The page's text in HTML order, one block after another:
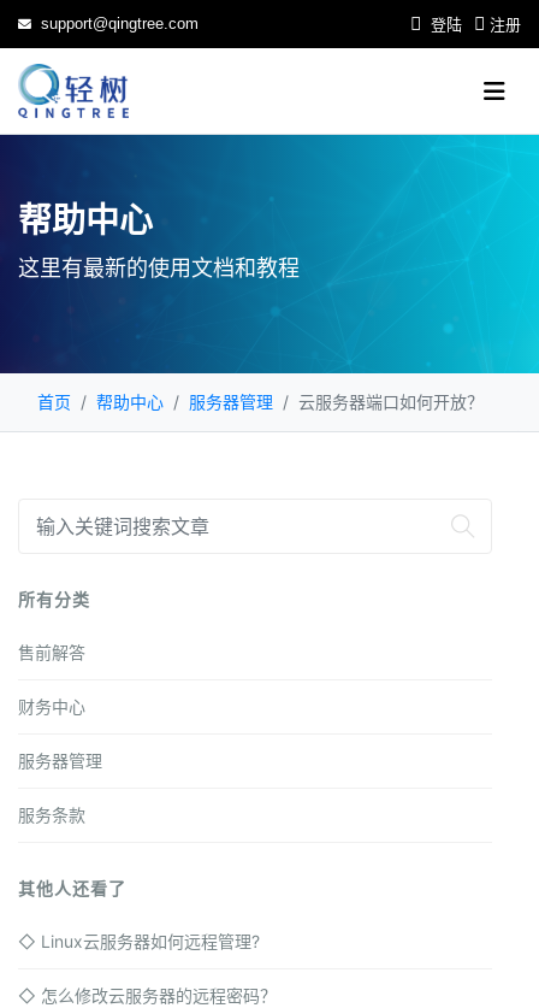
support@qingtree.com 登陆 注册
帮助中心
这里有最新的使用文档和教程
首页 帮助中心 服务器管理 云服务器端口如何开放？
所有分类
售前解答
财务中心
服务器管理
服务条款
其他人还看了
◇ Linux云服务器如何远程管理?
◇ 怎么修改云服务器的远程密码？